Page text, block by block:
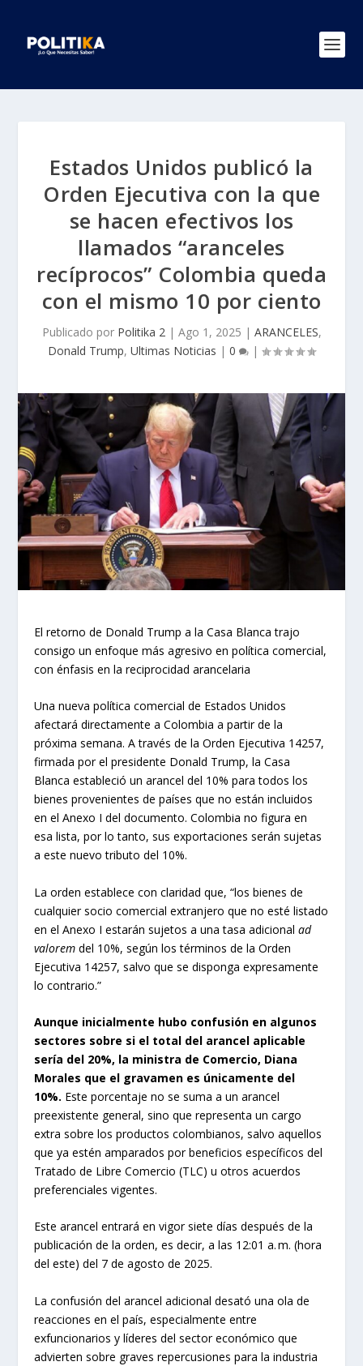
Estados Unidos publicó la
Orden Ejecutiva con la que
se hacen efectivos los
llamados “aranceles
recíprocos” Colombia queda
con el mismo 10 por ciento
Publicado por Politika 2| Ago 1, 2025 | ARANCELES,
Donald Trump, Ultimas Noticias | 0 |
El retorno de Donald Trump a la Casa Blanca trajo
consigo un enfoque más agresivo en política comercial,
con énfasis en la reciprocidad arancelaria
Una nueva política comercial de Estados Unidos
afectará directamente a Colombia a partir de la
próxima semana. A través de la Orden Ejecutiva 14257,
firmada por el presidente Donald Trump, la Casa
Blanca estableció un arancel del 10% para todos los
bienes provenientes de países que no están incluidos
en el Anexo I del documento. Colombia no figura en
esa lista, por lo tanto, sus exportaciones serán sujetas
a este nuevo tributo del 10%.
La orden establece con claridad que, “los bienes de
cualquier socio comercial extranjero que no esté listado
en el Anexo I estarán sujetos a una tasa adicionalad
valorem del 10%, según los términos de la Orden
Ejecutiva 14257, salvo que se disponga expresamente
lo contrario.”
Aunque inicialmente hubo confusión en algunos
sectores sobre si el total del arancel aplicable
sería del 20%, la ministra de Comercio, Diana
Morales que el gravamen es únicamente del
10%. Este porcentaje no se suma a un arancel
preexistente general, sino que representa un cargo
extra sobre los productos colombianos, salvo aquellos
que ya estén amparados por beneficios específicos del
Tratado de Libre Comercio (TLC) u otros acuerdos
preferenciales vigentes.
Este arancel entrará en vigor siete días después de la
publicación de la orden, es decir, a las 12:01 a. m. (hora
del este) del 7 de agosto de 2025.
La confusión del arancel adicional desató una ola de
reacciones en el país, especialmente entre
exfuncionarios y líderes del sector económico que
advierten sobre graves repercusiones para la industria